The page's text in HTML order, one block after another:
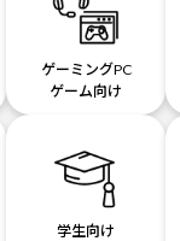
ゲーミングPC
ゲーム向け
学生向け